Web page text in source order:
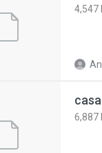
4,547
6,887